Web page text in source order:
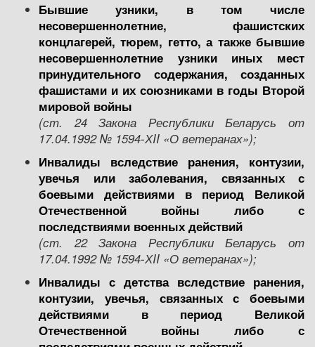
Бывшие узники, в том числе
несовершеннолетние, фашистских
концлагерей, тюрем, гетто, а также бывшие
несовершеннолетние узники иных мест
принудительного содержания, созданных
фашистами и их союзниками в годы Второй
мировой войны
(ст. 24Закона Республики Беларусь от
17.04.1992 № 1594-ХII «О ветеранах»);
Инвалиды вследствие ранения, контузии,
увечья или заболевания, связанных с
боевыми действиями в период Великой
Отечественной войны либо с
последствиями военных действий
(ст. 22Закона Республики Беларусь от
17.04.1992 № 1594-ХII «О ветеранах»);
Инвалиды с детства вследствие ранения,
контузии, увечья, связанных с боевыми
действиями в период Великой
Отечественной войны либо с